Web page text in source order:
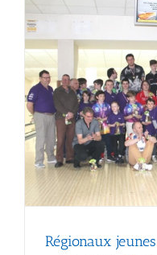
Régionaux